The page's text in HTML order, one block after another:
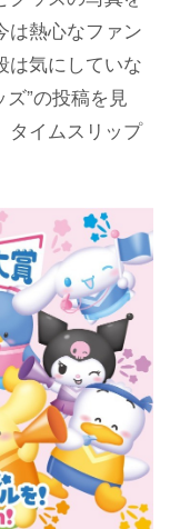
は熱心なファン
は気にしていな
”の投稿を見
タイムスリップ